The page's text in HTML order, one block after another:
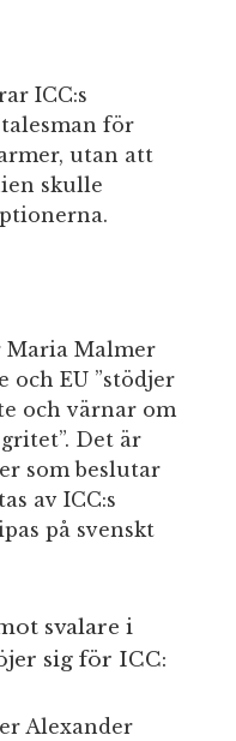
ICC:s
för
utan att
skulle
Maria Malmer
och EU ”stödjer
och värnar om
Det är
som beslutar
av ICC:s
på svenskt
svalare i
sig för ICC:
Alexander